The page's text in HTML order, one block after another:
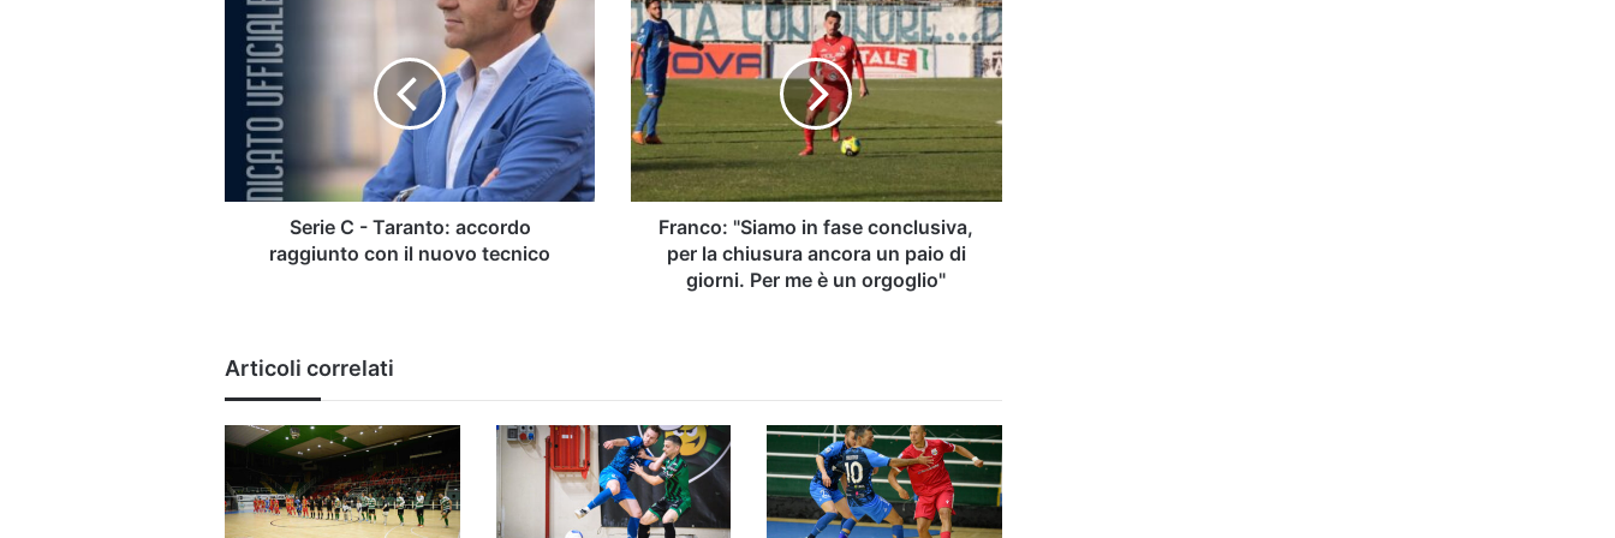
Taranto:
accordo
raggiunto
con
nuovo
Serie C - Taranto: accordo
raggiunto con il nuovo tecnico
"Siamo
in
fase
conclusiva,
per
la
chiusura
ancora
un
orgoglio"
Franco: "Siamo in fase conclusiva,
per la chiusura ancora un paio di
giorni. Per me è un orgoglio"
Articoli correlati